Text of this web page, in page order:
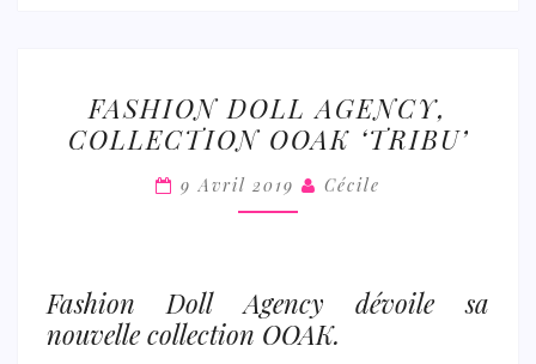
DOLL
AGENCY,
COLLECTION
OOAK
FASHION DOLL AGENCY,
COLLECTION OOAK ‘TRIBU’
9 Avril 2019 Cécile
Fashion Doll Agency dévoile sa
nouvelle collection OOAK.